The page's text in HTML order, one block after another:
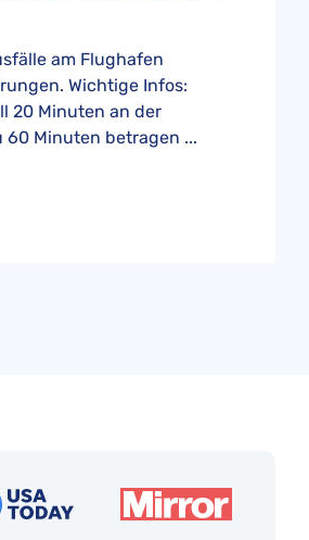
am Flughafen
Wichtige Infos:
20 Minuten an der
60 Minuten betragen ...